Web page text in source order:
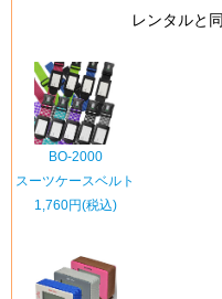
レンタルと
BO-2000
スーツケースベルト
1,760円(税込)